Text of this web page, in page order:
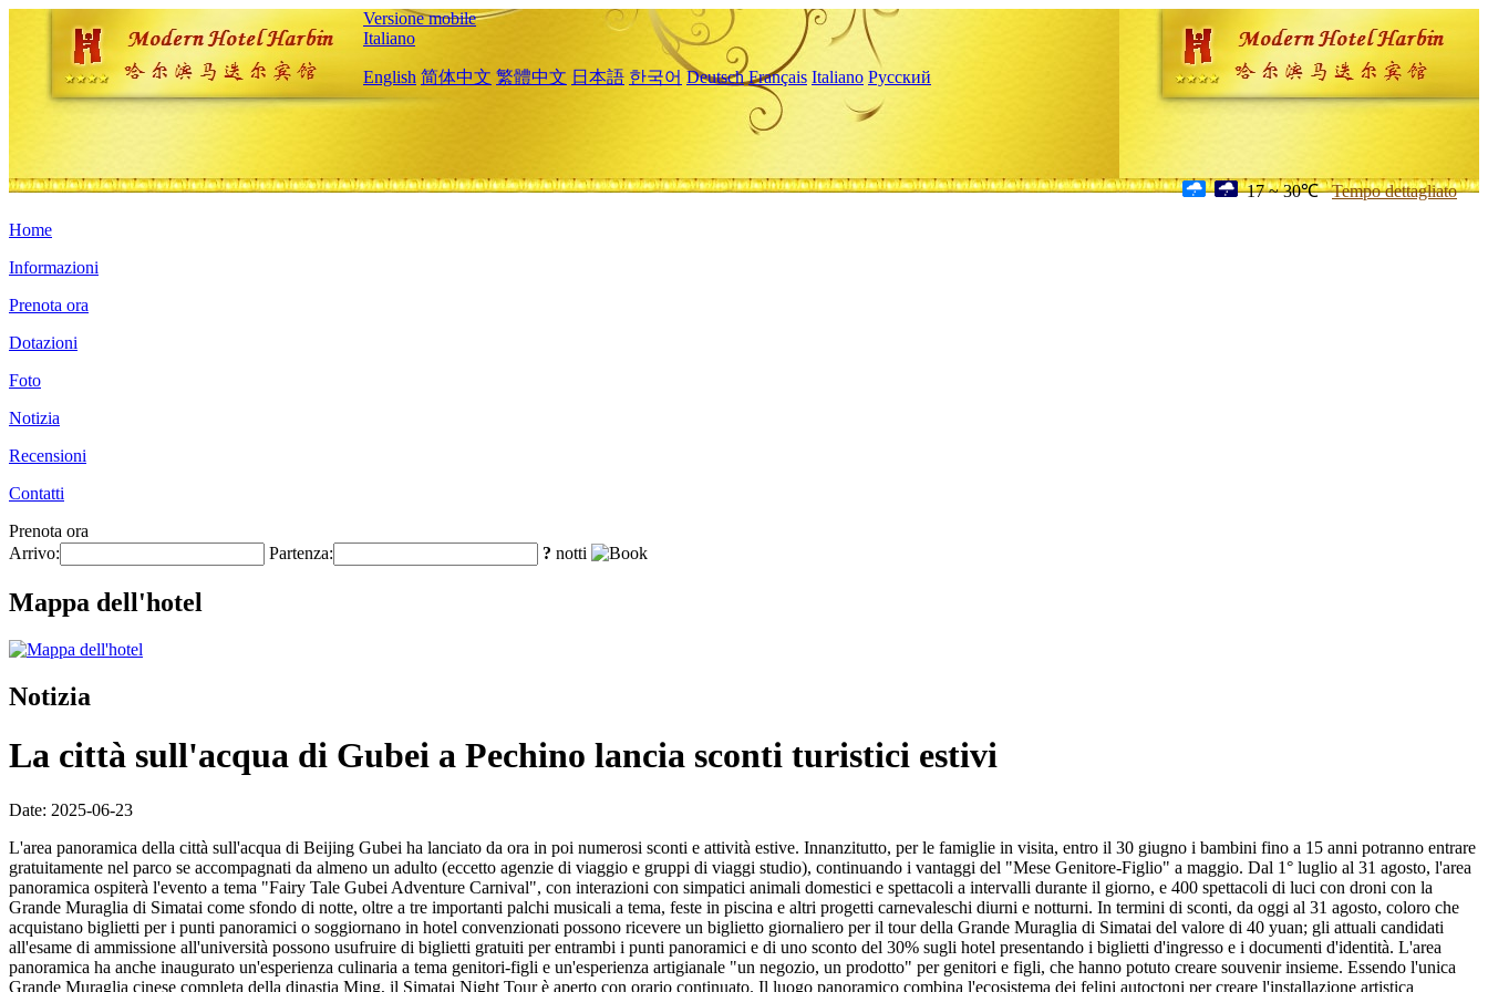
Versione mobile
Italiano
English 简体中文 繁體中文 日本語 한국어 Deutsch Français Italiano Русский
17 ~ 30℃ Tempo dettagliato
Home
Informazioni
Prenota ora
Dotazioni
Foto
Notizia
Recensioni
Contatti
Prenota ora
Arrivo:
Partenza: ? notti
Mappa dell'hotel
Notizia
La città sull'acqua di Gubei a Pechino lancia sconti turistici estivi
Date: 2025-06-23
L'area panoramica della città sull'acqua di Beijing Gubei ha lanciato da ora in poi numerosi sconti e attività estive. Innanzitutto, per le famiglie in visita, entro il 30 giugno i bambini fino a 15 anni potranno entrare
gratuitamente nel parco se accompagnati da almeno un adulto (eccetto agenzie di viaggio e gruppi di viaggi studio), continuando i vantaggi del "Mese Genitore-Figlio" a maggio. Dal 1° luglio al 31 agosto, l'area
panoramica ospiterà l'evento a tema "Fairy Tale Gubei Adventure Carnival", con interazioni con simpatici animali domestici e spettacoli a intervalli durante il giorno, e 400 spettacoli di luci con droni con la
Grande Muraglia di Simatai come sfondo di notte, oltre a tre importanti palchi musicali a tema, feste in piscina e altri progetti carnevaleschi diurni e notturni. In termini di sconti, da oggi al 31 agosto, coloro che
acquistano biglietti per i punti panoramici o soggiornano in hotel convenzionati possono ricevere un biglietto giornaliero per il tour della Grande Muraglia di Simatai del valore di 40 yuan; gli attuali candidati
all'esame di ammissione all'università possono usufruire di biglietti gratuiti per entrambi i punti panoramici e di uno sconto del 30% sugli hotel presentando i biglietti d'ingresso e i documenti d'identità. L'area
panoramica ha anche inaugurato un'esperienza culinaria a tema genitori-figli e un'esperienza artigianale "un negozio, un prodotto" per genitori e figli, che hanno potuto creare souvenir insieme. Essendo l'unica
Grande Muraglia cinese completa della dinastia Ming, il Simatai Night Tour è aperto con orario continuato. Il luogo panoramico combina l'ecosistema dei felini autoctoni per creare l'installazione artistica